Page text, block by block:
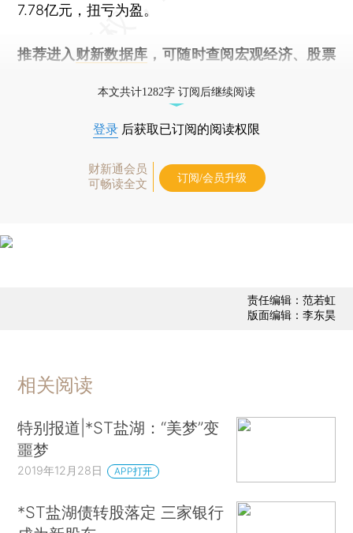
7.78亿元，扭亏为盈。
推荐进入 财新数据库 ，可随时查阅宏观经济、股票
本文共计1282字 订阅后继续阅读
登录 后获取已订阅的阅读权限
财新通会员
可畅读全文
订阅/会员升级
责任编辑：范若虹
版面编辑：李东昊
相关阅读
特别报道|*ST盐湖：“美梦”变
噩梦
2019年12月28日 APP打开
*ST盐湖债转股落定 三家银行